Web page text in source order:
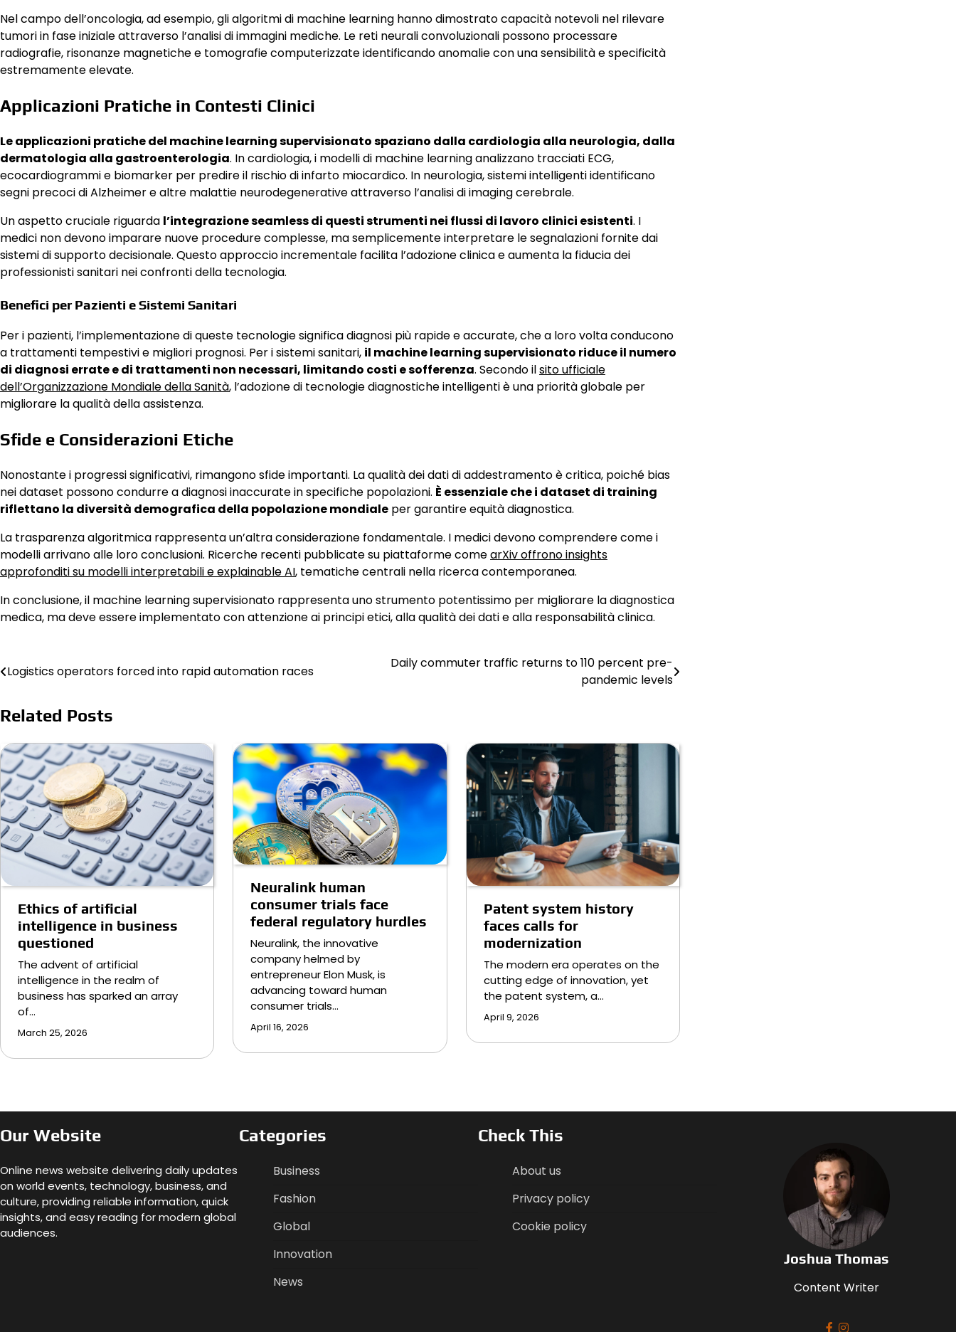
Nel campo dell’oncologia, ad esempio, gli algoritmi di machine learning hanno dimostrato capacità notevoli nel rilevare
tumori in fase iniziale attraverso l’analisi di immagini mediche. Le reti neurali convoluzionali possono processare
radiografie, risonanze magnetiche e tomografie computerizzate identificando anomalie con una sensibilità e specificità
estremamente elevate.
Applicazioni Pratiche in Contesti Clinici
Le applicazioni pratiche del machine learning supervisionato spaziano dalla cardiologia alla neurologia, dalla
dermatologia alla gastroenterologia. In cardiologia, i modelli di machine learning analizzano tracciati ECG,
ecocardiogrammi e biomarker per predire il rischio di infarto miocardico. In neurologia, sistemi intelligenti identificano
segni precoci di Alzheimer e altre malattie neurodegenerative attraverso l’analisi di imaging cerebrale.
Un aspetto cruciale riguarda l’integrazione seamless di questi strumenti nei flussi di lavoro clinici esistenti. I
medici non devono imparare nuove procedure complesse, ma semplicemente interpretare le segnalazioni fornite dai
sistemi di supporto decisionale. Questo approccio incrementale facilita l’adozione clinica e aumenta la fiducia dei
professionisti sanitari nei confronti della tecnologia.
Benefici per Pazienti e Sistemi Sanitari
Per i pazienti, l’implementazione di queste tecnologie significa diagnosi più rapide e accurate, che a loro volta conducono
a trattamenti tempestivi e migliori prognosi. Per i sistemi sanitari, il machine learning supervisionato riduce il numero
di diagnosi errate e di trattamenti non necessari, limitando costi e sofferenza. Secondo ilsito ufficiale
dell’Organizzazione Mondiale della Sanità, l’adozione di tecnologie diagnostiche intelligenti è una priorità globale per
migliorare la qualità della assistenza.
Sfide e Considerazioni Etiche
Nonostante i progressi significativi, rimangono sfide importanti. La qualità dei dati di addestramento è critica, poiché bias
nei dataset possono condurre a diagnosi inaccurate in specifiche popolazioni. È essenziale che i dataset di training
riflettano la diversità demografica della popolazione mondiale per garantire equità diagnostica.
La trasparenza algoritmica rappresenta un’altra considerazione fondamentale. I medici devono comprendere come i
modelli arrivano alle loro conclusioni. Ricerche recenti pubblicate su piattaforme comearXiv offrono insights
approfonditi su modelli interpretabili e explainable AI, tematiche centrali nella ricerca contemporanea.
In conclusione, il machine learning supervisionato rappresenta uno strumento potentissimo per migliorare la diagnostica
medica, ma deve essere implementato con attenzione ai principi etici, alla qualità dei dati e alla responsabilità clinica.
Post
Logistics operators forced into rapid automation races
Daily commuter traffic returns to 110 percent pre-
pandemic levels
Related Posts
Ethics of artificial
intelligence in business
questioned
The advent of artificial
intelligence in the realm of
business has sparked an array
of…
March 25, 2026
Neuralink human
consumer trials face
federal regulatory hurdles
Neuralink, the innovative
company helmed by
entrepreneur Elon Musk, is
advancing toward human
consumer trials…
April 16, 2026
Patent system history
faces calls for
modernization
The modern era operates on the
cutting edge of innovation, yet
the patent system, a…
April 9, 2026
Our Website
Online news website delivering daily updates
on world events, technology, business, and
culture, providing reliable information, quick
insights, and easy reading for modern global
audiences.
Categories
Business
Fashion
Global
Innovation
News
Check This
About us
Privacy policy
Cookie policy
Joshua Thomas
Content Writer